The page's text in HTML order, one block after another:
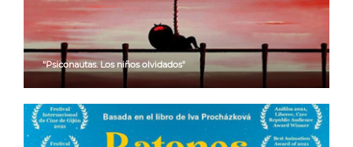
"Psiconautas. Los niños olvidados"